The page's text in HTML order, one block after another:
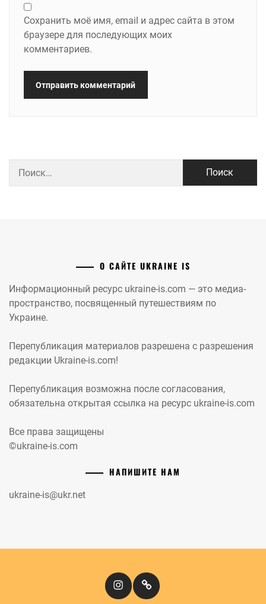
Сохранить моё имя, email и адрес сайта в этом
браузере для последующих моих
комментариев.
О САЙТЕ UKRAINE IS
Информационный ресурс ukraine-is.com — это медиа-
пространство, посвященный путешествиям по
Украине.
Перепубликация материалов разрешена с разрешения
редакции Ukraine-is.com!
Перепубликация возможна после согласования,
обязательна открытая ссылка на ресурс ukraine-is.com
Все права защищены
©ukraine-is.com
НАПИШИТЕ НАМ
ukraine-is@ukr.net
InstagramКіномандри